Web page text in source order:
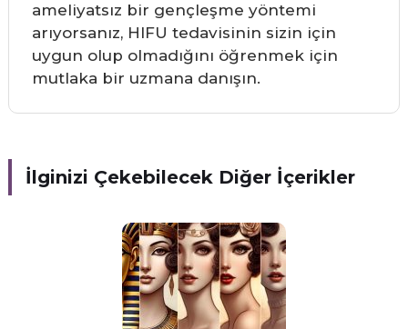
ameliyatsız bir gençleşme yöntemi
arıyorsanız, HIFU tedavisinin sizin için
uygun olup olmadığını öğrenmek için
mutlaka bir uzmana danışın.
İlginizi Çekebilecek Diğer İçerikler